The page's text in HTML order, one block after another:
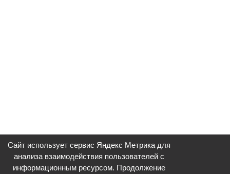
Сайт использует сервис Яндекс Метрика для
анализа взаимодействия пользователей с
информационным ресурсом. Продолжение